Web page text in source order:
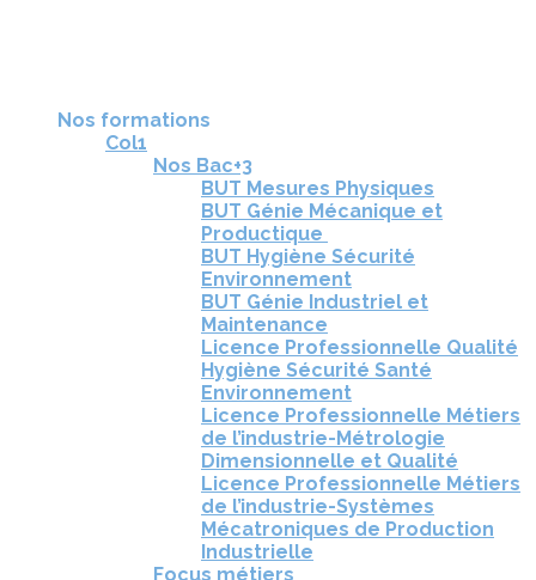
Nos formations
Col1
Nos Bac+3
BUT Mesures Physiques
BUT Génie Mécanique et
Productique
BUT Hygiène Sécurité
Environnement
BUT Génie Industriel et
Maintenance
Licence Professionnelle Qualité
Hygiène Sécurité Santé
Environnement
Licence Professionnelle Métiers
de l’industrie-Métrologie
Dimensionnelle et Qualité
Licence Professionnelle Métiers
de l’industrie-Systèmes
Mécatroniques de Production
Industrielle
Focus métiers